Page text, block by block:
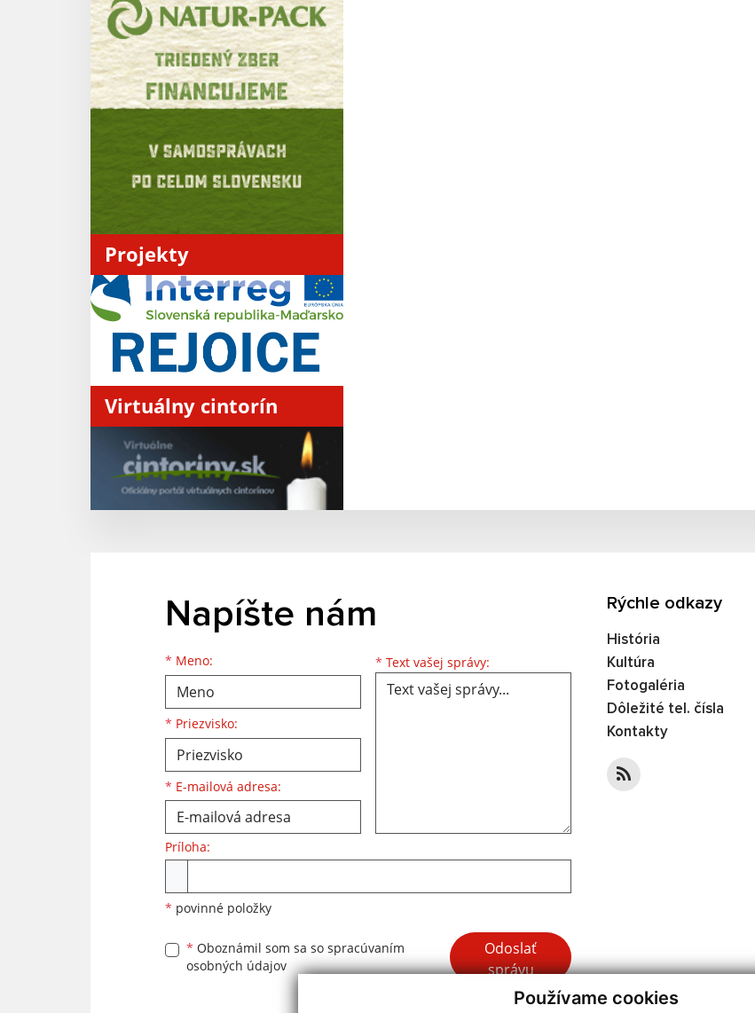
Používame cookies
Projekty
Virtuálny cintorín
Napíšte nám
* Meno:
Meno
* Priezvisko:
Priezvisko
* E-mailová adresa:
E-mailová adresa * Text vašej správy: Text vašej správy...
Príloha:
* povinné položky
* Oboznámil som sa so spracúvaním
osobných údajov
Google reCaptcha Response
Odoslať
správu
Rýchle odkazy
História
Kultúra
Fotogaléria
Dôležité tel. čísla
Kontakty